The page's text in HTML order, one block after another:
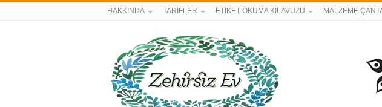
HAKKINDA TARİFLER ETİKET OKUMA KILAVUZU MALZEME